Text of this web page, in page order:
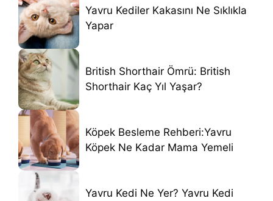
Yavru Kediler Kakasını Ne Sıklıkla
Yapar
British Shorthair Ömrü: British
Shorthair Kaç Yıl Yaşar?
Köpek Besleme Rehberi:Yavru
Köpek Ne Kadar Mama Yemeli
Yavru Kedi Ne Yer? Yavru Kedi